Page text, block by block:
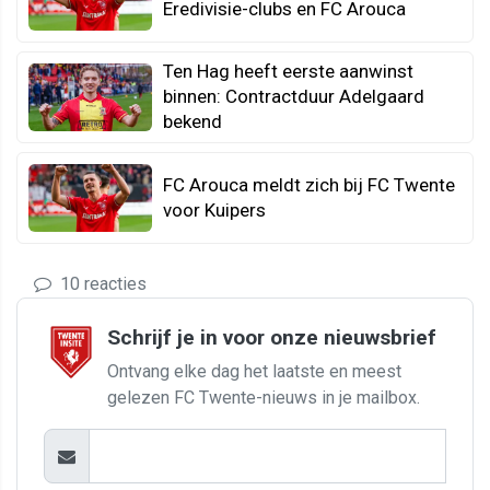
Eredivisie-clubs en FC Arouca
Ten Hag heeft eerste aanwinst
binnen: Contractduur Adelgaard
bekend
FC Arouca meldt zich bij FC Twente
voor Kuipers
10 reacties
Schrijf je in voor onze nieuwsbrief
Ontvang elke dag het laatste en meest
gelezen FC Twente-nieuws in je mailbox.